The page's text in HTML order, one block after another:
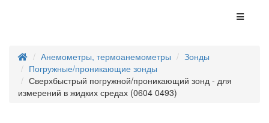
Анемометры, термоанемометры
Зонды
Погружные/проникающие зонды
Сверхбыстрый погружной/проникающий зонд - для
измерений в жидких средах (0604 0493)